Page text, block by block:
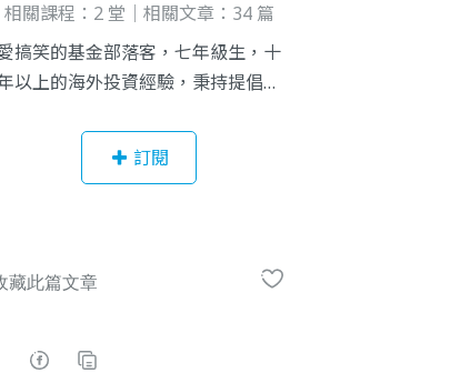
相關課程：2 堂｜相關文章：34 篇
搞笑的基金部落客，七年級生，十
以上的海外投資經驗，秉持提倡理
理念以及全球市場訊息，協助投資人
補腦財經知識，喜愛鑽研財經新聞，
訂閱